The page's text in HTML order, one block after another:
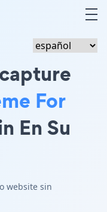
For
En Su
website sin